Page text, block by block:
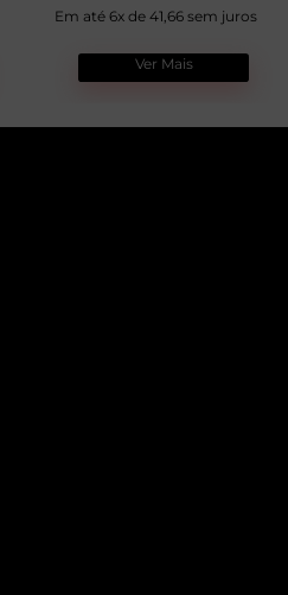
Em até 6x de 41,66 sem juros
Ver Mais